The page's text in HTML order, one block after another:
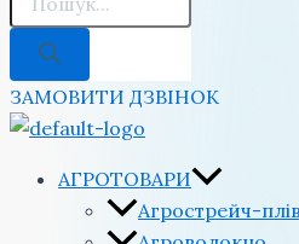
ЗАМОВИТИ ДЗВІНОК
АГРОТОВАРИ
Агрострейч-